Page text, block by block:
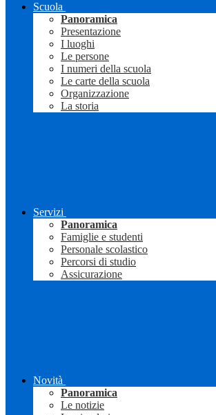
Scuola
Panoramica
Presentazione
I luoghi
Le persone
I numeri della scuola
Le carte della scuola
Organizzazione
La storia
Servizi
Panoramica
Famiglie e studenti
Personale scolastico
Percorsi di studio
Assicurazione
Novità
Panoramica
Le notizie